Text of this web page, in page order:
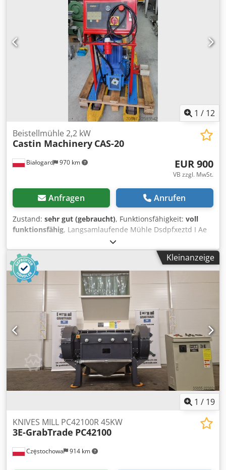
Schneidsystem: 18 rotierende Messer
(stufenförmige/segmentierte Anordnung auf Scheiben)
sowie 2 feststehende Messer (Ständer mit 4
Schneidkanten) Messerkonstruktion: Das Quick-Snap-
Messersystem macht eine Nachjustierung des Spaltes
nach dem Schärfen überflüssig (die Messer rasten in einer
festen Position ein). Maschinengewicht: ca. 130 kg
Absaugung: Unterer Edelstahlbehälter, vorbereitet für
pneumatische (Unterdruck-)Absaugung. Zusätzliche
1 / 12
Białogard 970 km
Beistellmühle 2,2 kW
Castin Machinery CAS-20
EUR 900
VB zzgl. MwSt.
Anfragen Anrufen
Zustand: sehr gut (gebraucht), Funktionsfähigkeit: voll
funktionsfähig, Langsamlaufende Mühle Dsdpfxeztd I Ae
Aaxjck Modell CAS-20 Abmessungen der Mahlkammer: 260
x 180 mm Leistung: 2,2 kW 18 Rotormesser 2 Stator-Messer
Ersatzmesser
Kleinanzeige
1 / 19
Częstochowa 914 km
KNIVES MILL PC42100R 45KW
3E-GrabTrade PC42100